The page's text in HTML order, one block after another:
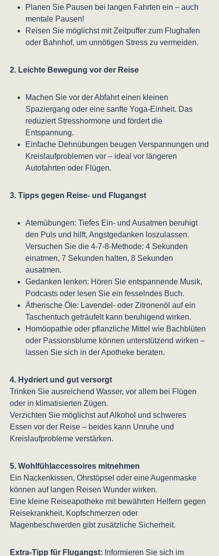
Planen Sie Pausen bei langen Fahrten ein – auch
mentale Pausen!
Reisen Sie möglichst mit Zeitpuffer zum Flughafen
oder Bahnhof, um unnötigen Stress zu vermeiden.
2. Leichte Bewegung vor der Reise
Machen Sie vor der Abfahrt einen kleinen
Spaziergang oder eine sanfte Yoga-Einheit. Das
reduziert Stresshormone und fördert die
Entspannung.
Einfache Dehnübungen beugen Verspannungen und
Kreislaufproblemen vor – ideal vor längeren
Autofahrten oder Flügen.
3. Tipps gegen Reise- und Flugangst
Atemübungen: Tiefes Ein- und Ausatmen beruhigt
den Puls und hilft, Angstgedanken loszulassen.
Versuchen Sie die 4-7-8-Methode: 4 Sekunden
einatmen, 7 Sekunden halten, 8 Sekunden
ausatmen.
Gedanken lenken: Hören Sie entspannende Musik,
Podcasts oder lesen Sie ein fesselndes Buch.
Ätherische Öle: Lavendel- oder Zitronenöl auf ein
Taschentuch geträufelt kann beruhigend wirken.
Homöopathie oder pflanzliche Mittel wie Bachblüten
oder Passionsblume können unterstützend wirken –
lassen Sie sich in der Apotheke beraten.
4. Hydriert und gut versorgt
Trinken Sie ausreichend Wasser, vor allem bei Flügen
oder in klimatisierten Zügen.
Verzichten Sie möglichst auf Alkohol und schweres
Essen vor der Reise – beides kann Unruhe und
Kreislaufprobleme verstärken.
5. Wohlfühlaccessoires mitnehmen
Ein Nackenkissen, Ohrstöpsel oder eine Augenmaske
können auf langen Reisen Wunder wirken.
Eine kleine Reiseapotheke mit bewährten Helfern gegen
Reisekrankheit, Kopfschmerzen oder
Magenbeschwerden gibt zusätzliche Sicherheit.
Extra-Tipp für Flugangst: Informieren Sie sich im